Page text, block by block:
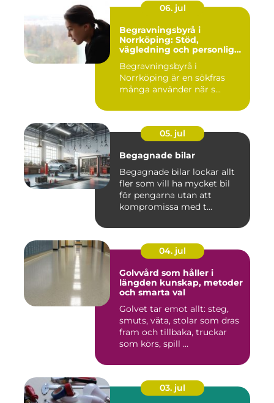
06. jul
Begravningsbyrå i
Norrköping: Stöd,
vägledning och personliga
Begravningsbyrå i
Norrköping är en sökfras
många använder när s...
05. jul
Begagnade bilar
Begagnade bilar lockar allt
fler som vill ha mycket bil
för pengarna utan att
kompromissa med t...
04. jul
Golvvård som håller i
längden kunskap, metoder
och smarta val
Golvet tar emot allt: steg,
smuts, väta, stolar som dras
fram och tillbaka, truckar
som körs, spill ...
03. jul